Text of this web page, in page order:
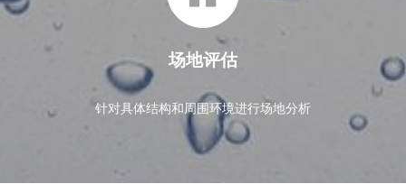
场地评估
针对具体结构和周围环境进行场地分析